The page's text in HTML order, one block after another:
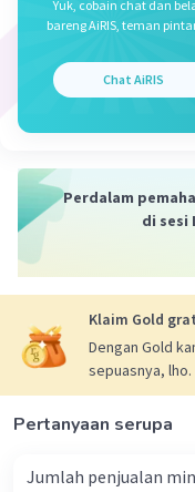
Yuk, cobain chat dan
bareng AiRIS, teman
Chat AiRIS
Perdalam
di sesi
Klaim Gold
Dengan Gold
sepuasnya, lho.
Pertanyaan serupa
Jumlah penjualan